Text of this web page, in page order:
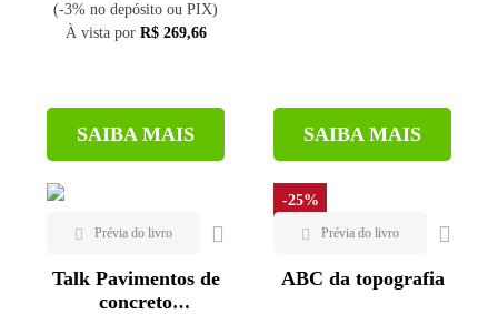
(-3% no depósito ou PIX)
À vista por R$ 269,66
SAIBA MAIS SAIBA MAIS
Talk Pavimentos de
concreto
-25%
ABC da topografia